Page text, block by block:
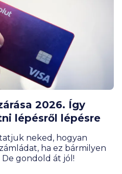
2026. Így
lépésről lépésre
neked, hogyan
ha ez bármilyen
De gondold át jól!